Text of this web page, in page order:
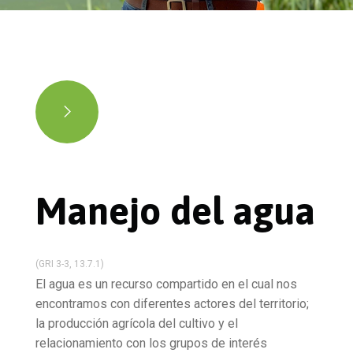
Manejo del agua
(GRI 3-3, 13.7.1)
El agua es un recurso compartido en el cual nos
encontramos con diferentes actores del territorio;
la producción agrícola del cultivo y el
relacionamiento con los grupos de interés